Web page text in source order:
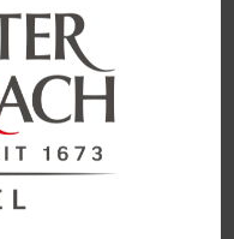
enthält 0,75
2024 Cochemer
Weissburgunder (Pinot
Blanc) – Quality wine
€12,50